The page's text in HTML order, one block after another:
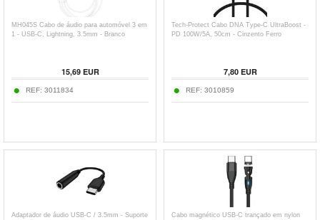
MH045S Cabo de áudio para automóvel 3 em
1 - USB-C, Lightning, 3.5mm - Branco
15,69EUR
REF: 3011834
Tech-Protect Cabo DNA Type-C UltraBoost -
PD 100W/5A, 50cm - Cinzento Ferro
7,80EUR
REF: 3010859
Adaptador de áudio USB-C / 3.5mm - Suporte
Cabo magnético USB-C trançado em nylon